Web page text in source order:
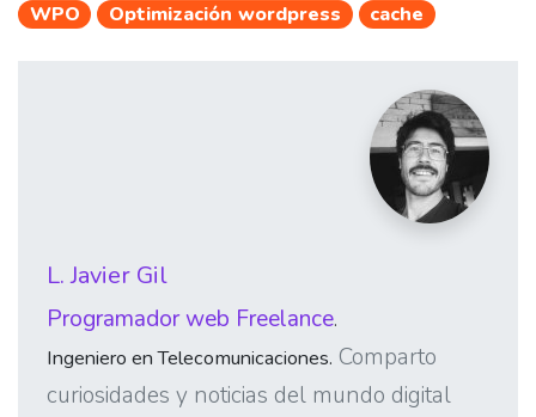
WPO Optimización wordpress cache
L. Javier Gil
Programador web Freelance.
Ingeniero en Telecomunicaciones. Comparto
curiosidades y noticias del mundo digital